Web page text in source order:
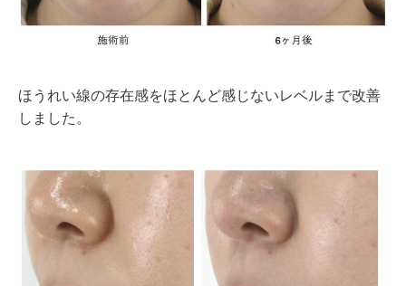
ほうれい線の存在感をほとんど感じないレベルまで改善
しました。